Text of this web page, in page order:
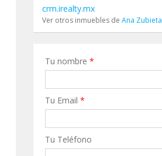
crm.irealty.mx
Ver otros inmuebles de Ana Zubieta
Tu nombre *
Tu Email *
Tu Teléfono